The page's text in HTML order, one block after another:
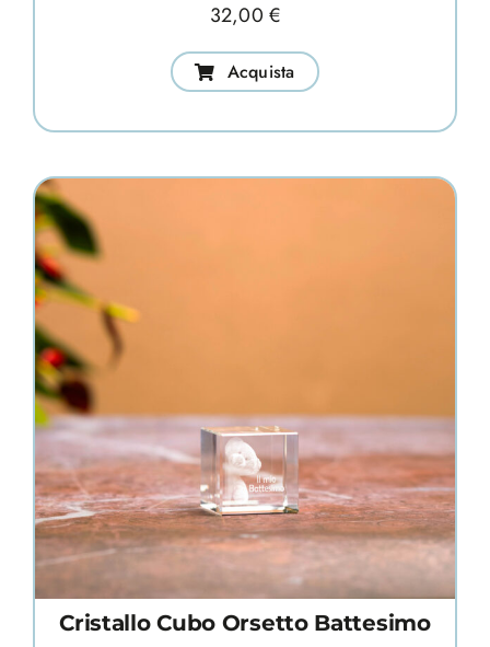
32,00€
Acquista
Cristallo Cubo Orsetto Battesimo